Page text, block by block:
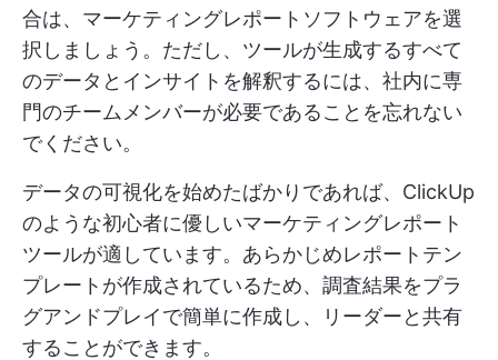
合は、マーケティングレポートソフトウェアを選
択しましょう。ただし、ツールが生成するすべて
のデータとインサイトを解釈するには、社内に専
門のチームメンバーが必要であることを忘れない
でください。
データの可視化を始めたばかりであれば、ClickUp
のような初心者に優しいマーケティングレポート
ツールが適しています。あらかじめレポートテン
プレートが作成されているため、調査結果をプラ
グアンドプレイで簡単に作成し、リーダーと共有
することができます。